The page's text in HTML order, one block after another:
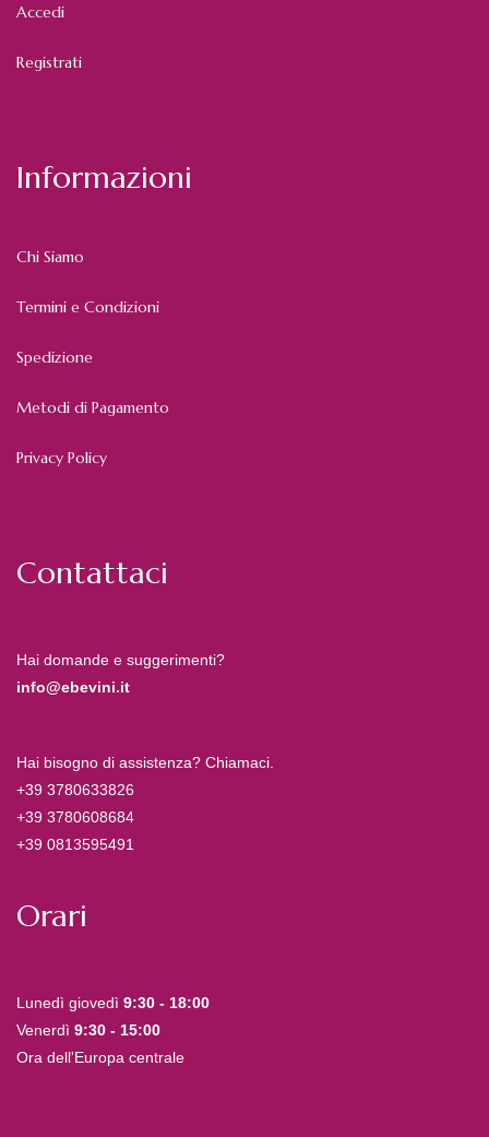
Accedi
Registrati
Informazioni
Chi Siamo
Termini e Condizioni
Spedizione
Metodi di Pagamento
Privacy Policy
Contattaci
Hai domande e suggerimenti?
info@ebevini.it
Hai bisogno di assistenza? Chiamaci.
+39 3780633826
+39 3780608684
+39 0813595491
Orari
Lunedì giovedì 9:30 - 18:00
Venerdì 9:30 - 15:00
Ora dell'Europa centrale